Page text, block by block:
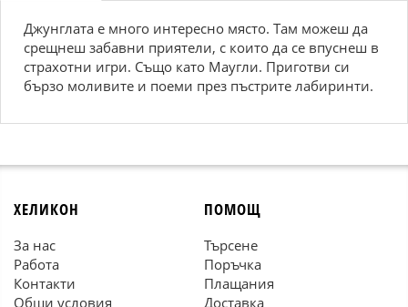
Джунглата е много интересно място. Там можеш да
срещнеш забавни приятели, с които да се впуснеш в
страхотни игри. Също като Маугли. Приготви си
бързо моливите и поеми през пъстрите лабиринти.
ХЕЛИКОН
За нас
Работа
Контакти
Общи условия
ПОМОЩ
Търсене
Поръчка
Плащания
Доставка